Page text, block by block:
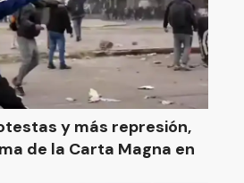
y más represión,
de la Carta Magna en